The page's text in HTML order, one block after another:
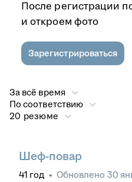
После регистрации
и откроем фото
Зарегистрироваться
За всё время
По соответствию
20 резюме
Шеф-повар
41 год • Обновлено 30